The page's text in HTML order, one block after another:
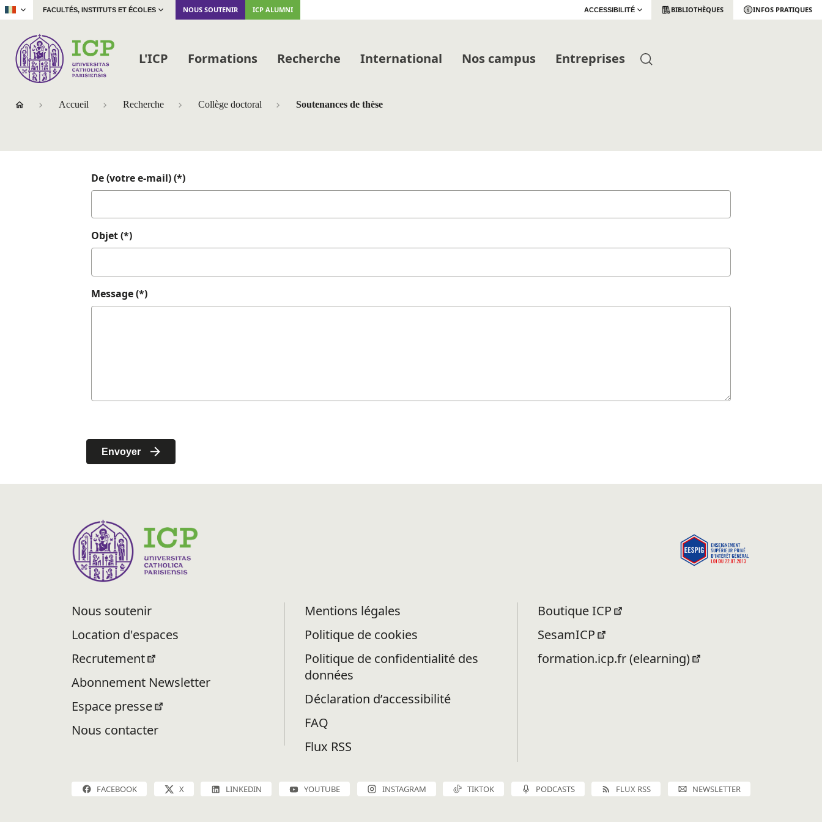
| FACULTÉS, INSTITUTS ET ÉCOLES NOUS SOUTENIR ICP ALUMNI ACCESSIBILITÉ BIBLIOTHÈQUES INFOS PRATIQUES
L'ICP Formations Recherche International Nos campus Entreprises
Accueil Recherche Collège doctoral Soutenances de thèse
De (votre e-mail) (*)
Objet (*)
Message (*)
Nous soutenir
Location d'espaces
Recrutement
Abonnement Newsletter
Espace presse
Nous contacter
Mentions légales
Politique de cookies
Politique de confidentialité des
données
Déclaration d’accessibilité
FAQ
Flux RSS
Boutique ICP
SesamICP
formation.icp.fr (elearning)
FACEBOOK X LINKEDIN YOUTUBE INSTAGRAM TIKTOK PODCASTS FLUX RSS NEWSLETTER